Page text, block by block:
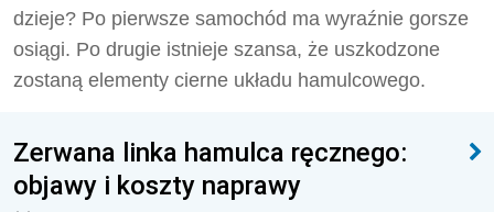
dzieje? Po pierwsze samochód ma wyraźnie gorsze
osiągi. Po drugie istnieje szansa, że uszkodzone
zostaną elementy cierne układu hamulcowego.
Zerwana linka hamulca ręcznego:
objawy i koszty naprawy